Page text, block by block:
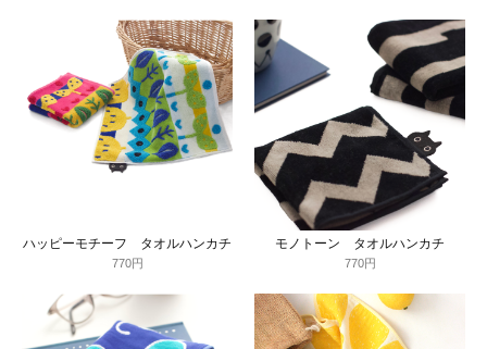
ハッピーモチーフ タオルハンカチ
770円
モノトーン タオルハンカチ
770円